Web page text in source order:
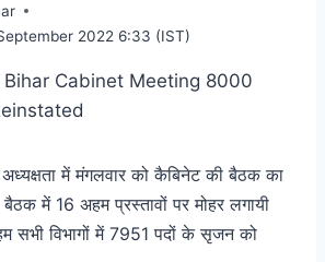
2022 6:33 (IST)
में मंगलवार को कैबिनेट की बैठक का
में 16 अहम प्रस्तावों पर मोहर लगायी
सभी विभागों में 7951 पदों के सृजन को